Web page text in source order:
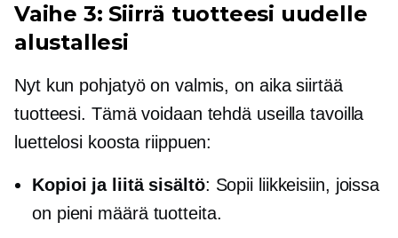
Vaihe 3: Siirrä tuotteesi uudelle
alustallesi
Nyt kun pohjatyö on valmis, on aika siirtää
tuotteesi. Tämä voidaan tehdä useilla tavoilla
luettelosi koosta riippuen:
Kopioi ja liitä sisältö: Sopii liikkeisiin, joissa
on pieni määrä tuotteita.